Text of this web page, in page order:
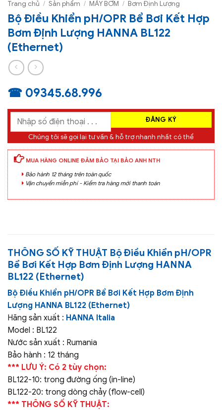
Trang chủ / Sản phẩm / MÁY BƠM / Bơm Định Lượng
Bộ Điều Khiển pH/OPR Bể Bơi Kết Hợp
Bơm Định Lượng HANNA BL122
(Ethernet)
☎ 09345.68.996
Chúng tôi sẽ gọi lại tư vấn & hỗ trợ nhanh nhất có thể
MUA HÀNG ONLINE ĐẢM BẢO TẠI BẢO ANH NTH
Bảo hành 12 tháng trên toàn quốc
Vận chuyển miễn phí - Kiểm tra hàng mới thanh toán
THÔNG SỐ KỸ THUẬT Bộ Điều Khiển pH/OPR
Bể Bơi Kết Hợp Bơm Định Lượng HANNA
BL122 (Ethernet)
Bộ Điều Khiển pH/OPR Bể Bơi Kết Hợp Bơm Định
Lượng HANNA BL122 (Ethernet)
Hãng sản xuất : HANNA Italia
Model : BL122
Nước sản xuất : Rumania
Bảo hành : 12 tháng
*** LƯU Ý: Có 2 tùy chọn:
BL122-10: trong đường ống (in-line)
BL122-20: trong dòng chảy (flow-cell)
*** THÔNG SỐ KỸ THUẬT: